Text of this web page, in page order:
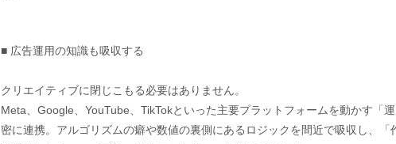
■ 広告運用の知識も吸収する
クリエイティブに閉じこもる必要はありません。
Meta、Google、YouTube、TikTokといった主要プラットフォームを動かす「
密に連携。アルゴリズムの癖や数値の裏側にあるロジックを間近で吸収し、「